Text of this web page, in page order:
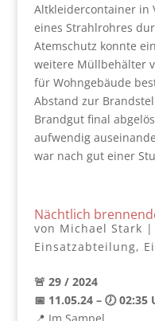
Altkleidercontainer in
eines Strahlrohres
Atemschutz konnte
weitere Müllbehälter
für Wohngebäude
Abstand zur
Brandgut final
aufwendig
war nach gut einer
Nächtlich
von Michael Stark |
Einsatzabteilung,
🚨 29 / 2024
📅 11.05.24 – 🕖 02:35